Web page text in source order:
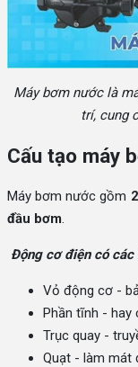
Máy bơm nước là
trí, cung
Cấu tạo máy
Máy bơm nước gồm
đầu bơm
Động cơ điện có các
Vỏ động cơ -
Phần tĩnh - hay
Trục quay -
Quạt - làm mát